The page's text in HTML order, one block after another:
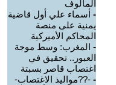
المألوف
- أسماء علي أول قاضية
يمنية على منصة
المحاكم الأميركية
- المغرب: وسط موجة
العبور.. تحقيق في
اغتصاب قاصر بسبتة
- -??مواليد الاغتصاب-